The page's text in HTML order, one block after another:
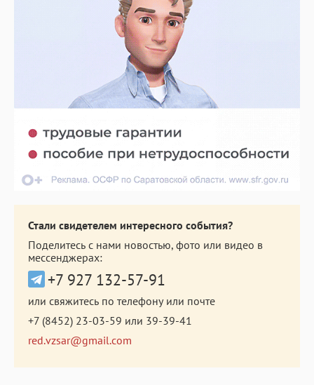
Стали свидетелем интересного события?
Поделитесь с нами новостью, фото или видео в
мессенджерах:
+7 927 132-57-91
или свяжитесь по телефону или почте
+7 (8452) 23-03-59 или 39-39-41
red.vzsar@gmail.com